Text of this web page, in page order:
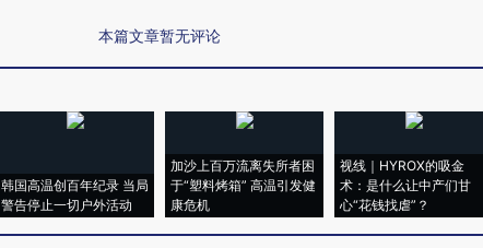
本篇文章暂无评论
韩国高温创百年纪录 当局
警告停止一切户外活动
加沙上百万流离失所者困
于“塑料烤箱” 高温引发健
康危机
视线｜HYROX的吸金
术：是什么让中产们甘
心“花钱找虐”？